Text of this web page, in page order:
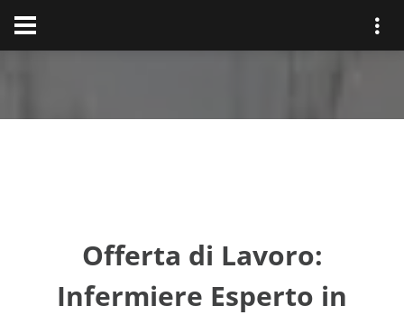
Offerta di Lavoro:
Infermiere Esperto in